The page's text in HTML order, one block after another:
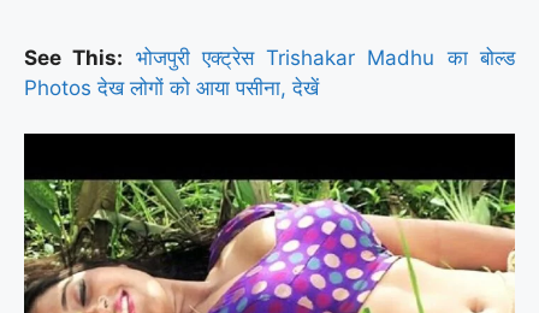
See This: भोजपुरी एक्ट्रेस Trishakar Madhu का बोल्ड
Photos देख लोगों को आया पसीना, देखें